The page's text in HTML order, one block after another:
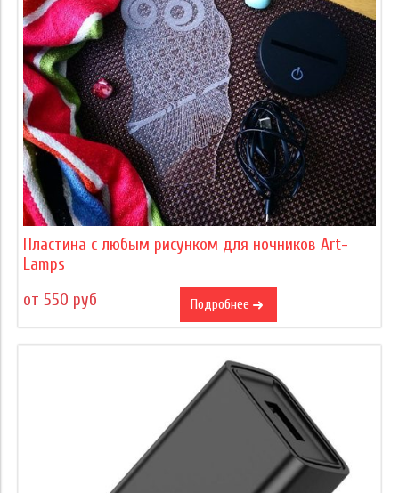
Пластина с любым рисунком для ночников Art-
Lamps
от 550 руб
Подробнее